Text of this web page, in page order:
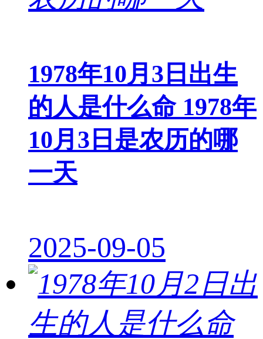
1978年10月3日出生
的人是什么命 1978年
10月3日是农历的哪
一天
2025-09-05